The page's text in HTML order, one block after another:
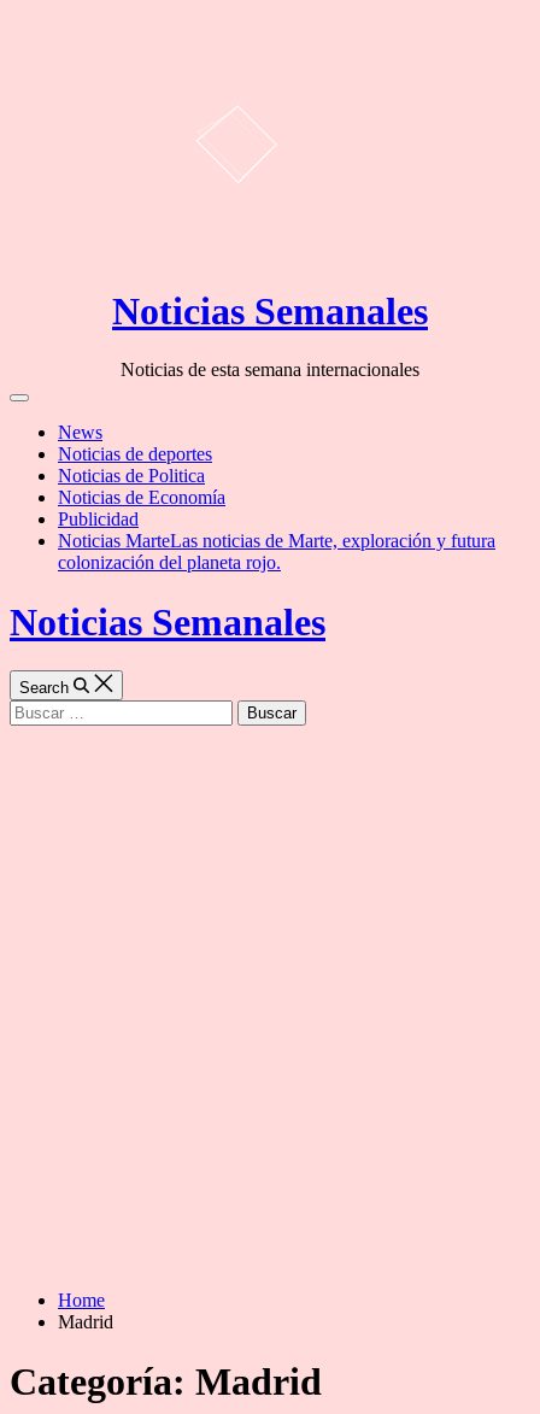
Noticias Semanales
Noticias de esta semana internacionales
Off
CanvasNews
Noticias de deportes
Noticias de Politica
Noticias de Economía
Publicidad
Noticias MarteLas noticias de Marte, exploración y futura
colonización del planeta rojo.
Noticias Semanales
Search
Buscar:
Home
Madrid
Categoría: Madrid